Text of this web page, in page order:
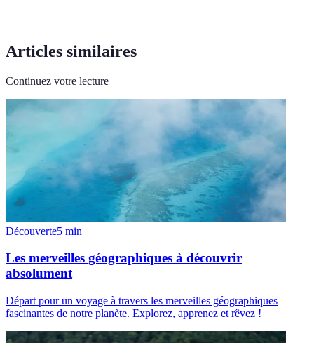
Articles similaires
Continuez votre lecture
Découverte5 min
Les merveilles géographiques à découvrir
absolument
Départ pour un voyage à travers les merveilles géographiques
fascinantes de notre planète. Explorez, apprenez et rêvez !